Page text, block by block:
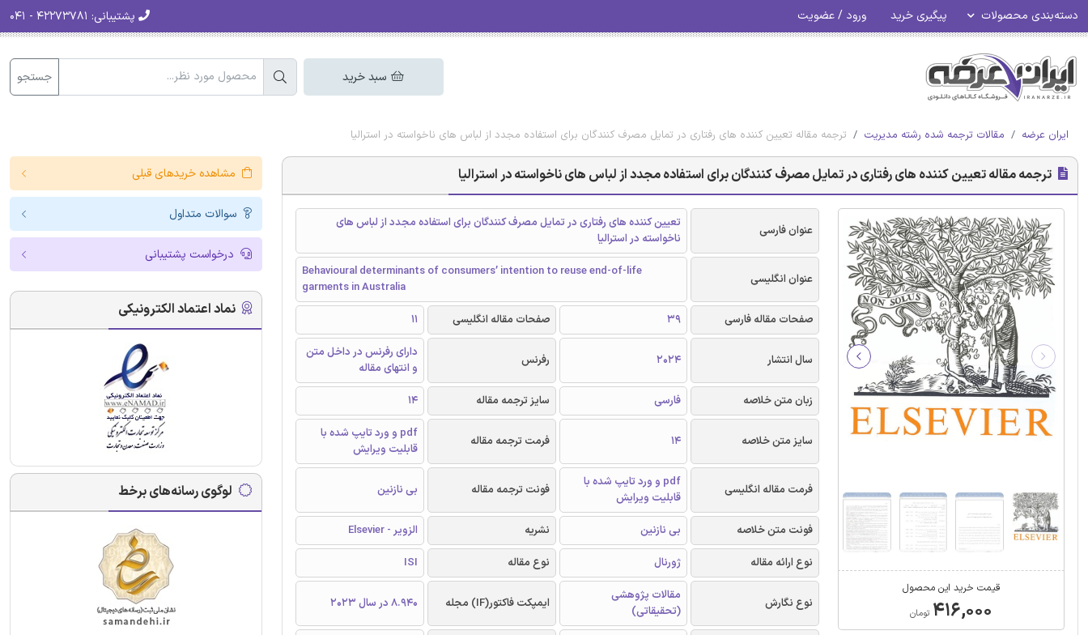
دسته‌بندی محصولات پیگیری خرید ورود / عضویت پشتیبانی:
سبد خرید جستجو
ایران عرضه مقالات ترجمه شده رشته مدیریت ترجمه مقاله تعیین کننده های رفتاری در تمایل مصرف کنندگان برای استفاده مجدد از لباس های ناخواسته در استرالیا
ترجمه مقاله تعیین کننده های رفتاری در تمایل مصرف کنندگان برای استفاده مجدد از لباس های ناخواسته در استرالیا
قیمت خرید این محصول
۴۱۶,۰۰۰ تومان
عنوان فارسی
تعیین کننده های رفتاری در تمایل مصرف کنندگان برای استفاده مجدد از لباس های
ناخواسته در استرالیا
عنوان انگلیسی
Behavioural determinants of consumers’ intention to reuse end-of-life
garments in Australia
صفحات مقاله فارسی
39 صفحات مقاله انگلیسی 11
سال انتشار 2024 رفرنس
دارای رفرنس در داخل متن
و انتهای مقاله
زبان متن خلاصه
فارسی سایز ترجمه مقاله 14
سایز متن خلاصه 14 فرمت ترجمه مقاله
pdf و ورد تایپ شده با
قابلیت ویرایش
فرمت مقاله انگلیسی
pdf و ورد تایپ شده با
قابلیت ویرایش
فونت ترجمه مقاله بی نازنین
فونت متن خلاصه بی نازنین نشریه
الزویر - Elsevier
نوع ارائه مقاله
ژورنال نوع مقاله ISI
نوع نگارش
مقالات پژوهشی
(تحقیقاتی)
ایمپکت فاکتور(IF) مجله 8.940 در سال 2023
مشاهده خریدهای قبلی
سوالات متداول
درخواست پشتیبانی
نماد اعتماد الکترونیکی
لوگوی رسانه‌های برخط